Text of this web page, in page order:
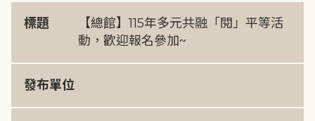
標題
【總館】115年多元共融「閱」平等活
動，歡迎報名參加~
發布單位